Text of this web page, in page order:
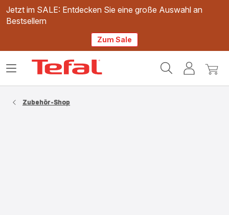
Jetzt im SALE: Entdecken Sie eine große Auswahl an
Bestsellern
Zum Sale
Mein
Mein
Das
Zubehör-Shop